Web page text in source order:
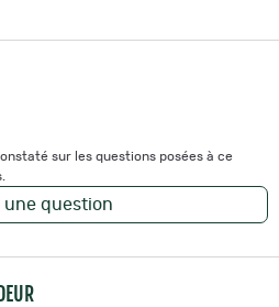
sur les questions posées à ce
une question